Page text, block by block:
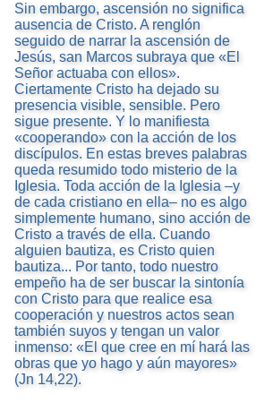
Sin embargo, ascensión no significa
ausencia de Cristo. A renglón
seguido de narrar la ascensión de
Jesús, san Marcos subraya que «El
Señor actuaba con ellos».
Ciertamente Cristo ha dejado su
presencia visible, sensible. Pero
sigue presente. Y lo manifiesta
«cooperando» con la acción de los
discípulos. En estas breves palabras
queda resumido todo misterio de la
Iglesia. Toda acción de la Iglesia –y
de cada cristiano en ella– no es algo
simplemente humano, sino acción de
Cristo a través de ella. Cuando
alguien bautiza, es Cristo quien
bautiza... Por tanto, todo nuestro
empeño ha de ser buscar la sintonía
con Cristo para que realice esa
cooperación y nuestros actos sean
también suyos y tengan un valor
inmenso: «El que cree en mí hará las
obras que yo hago y aún mayores»
(Jn 14,22).